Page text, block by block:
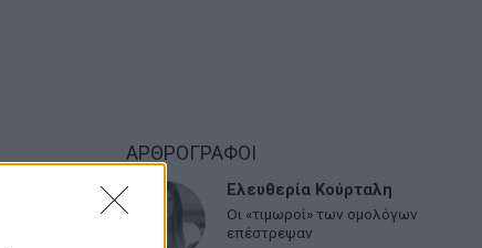
ΑΡΘΡΟΓΡΑΦΟΙ
Ελευθερία Κούρταλη
Οι «τιμωροί» των ομολόγων
επέστρεψαν